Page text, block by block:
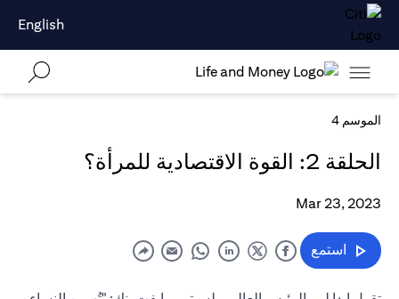
English
الموسم 4
الحلقة 2: القوة الاقتصادية للمرأة؟
Mar 23, 2023
استمع